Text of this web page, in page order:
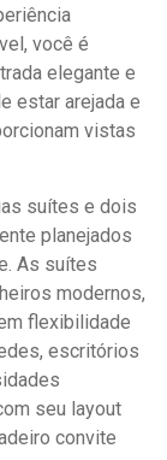
você é
elegante e
estar arejada e
vistas
suítes e dois
planejados
As suítes
modernos,
flexibilidade
escritórios
seu layout
convite